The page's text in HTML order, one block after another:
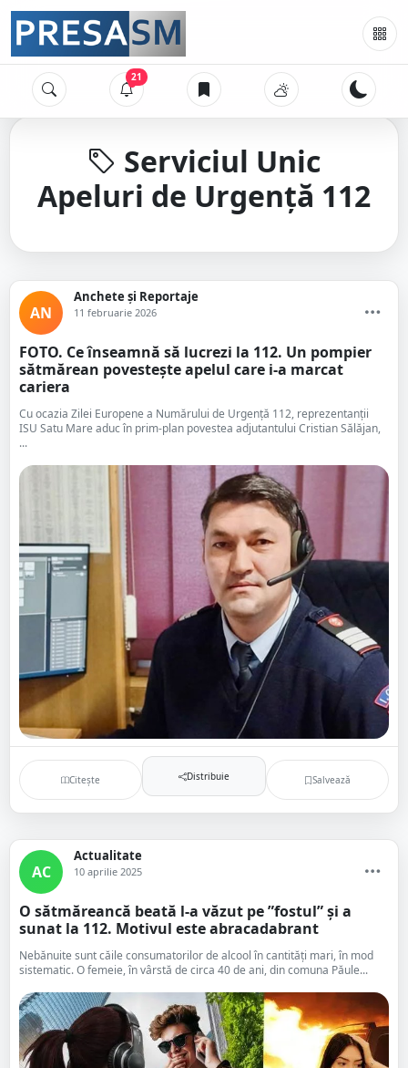
21
Serviciul Unic
Apeluri de Urgență 112
AN
Anchete și Reportaje
11 februarie 2026
FOTO. Ce înseamnă să lucrezi la 112. Un pompier
sătmărean povestește apelul care i-a marcat
cariera
Cu ocazia Zilei Europene a Numărului de Urgență 112, reprezentanții
ISU Satu Mare aduc în prim-plan povestea adjutantului Cristian Sălăjan,
...
Citește Distribuie Salvează
AC
Actualitate
10 aprilie 2025
O sătmăreancă beată l-a văzut pe ”fostul” și a
sunat la 112. Motivul este abracadabrant
Nebănuite sunt căile consumatorilor de alcool în cantități mari, în mod
sistematic. O femeie, în vârstă de circa 40 de ani, din comuna Păule...